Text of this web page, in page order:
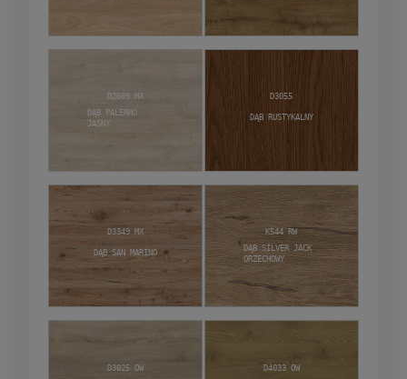
Dąb Palermo
jasny
D2609 MX
Dąb Rustykalny
D3055
Dąb San Marino
D3349 MX
Dąb Silver Jack
Orzechowy
K544 RW
D3025 OW D4033 OW